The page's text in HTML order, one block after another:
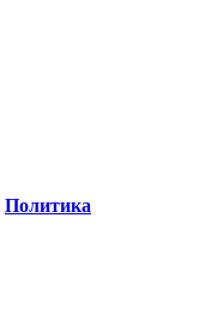
Политика